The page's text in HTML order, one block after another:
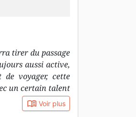
tirer du passage
aussi active,
voyager, cette
un certain talent
book_open Voir plus